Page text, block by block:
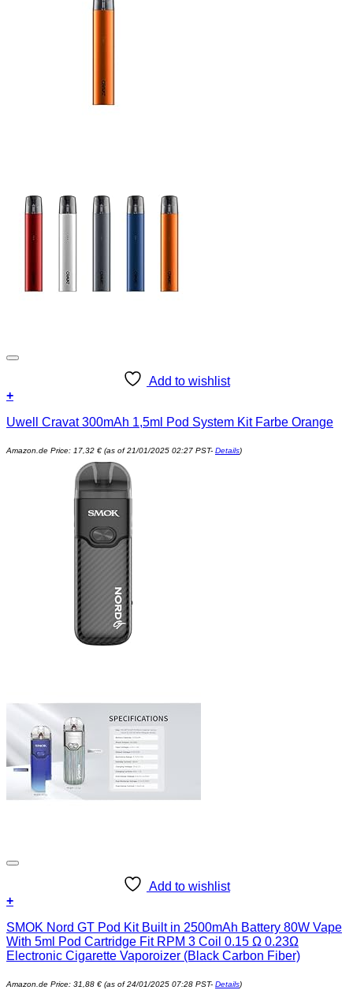
Add to wishlist
+
Uwell Cravat 300mAh 1,5ml Pod System Kit Farbe Orange
Amazon.de Price: 17,32 € (as of 21/01/2025 02:27 PST- Details)
Add to wishlist
+
SMOK Nord GT Pod Kit Built in 2500mAh Battery 80W Vape
With 5ml Pod Cartridge Fit RPM 3 Coil 0.15 Ω 0.23Ω
Electronic Cigarette Vaporoizer (Black Carbon Fiber)
Amazon.de Price: 31,88 € (as of 24/01/2025 07:28 PST- Details)